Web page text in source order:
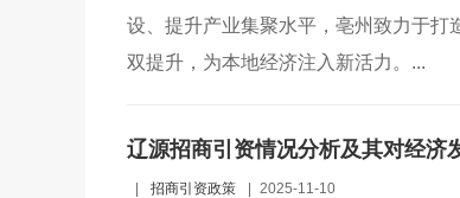
设、提升产业集聚水平，亳州致力于打
双提升，为本地经济注入新活力。...
辽源招商引资情况分析及其对经济
招商引资政策 2025-11-10